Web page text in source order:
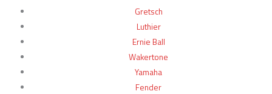
Gretsch
Luthier
Ernie Ball
Wakertone
Yamaha
Fender